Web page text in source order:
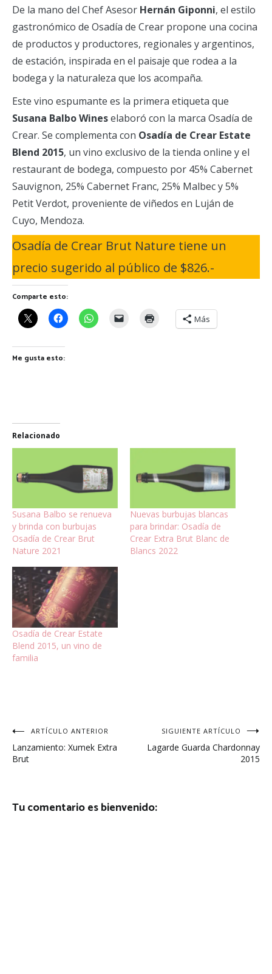
De la mano del Chef Asesor Hernán Giponni, el estilo
gastronómico de Osadía de Crear propone una cocina
de productos y productores, regionales y argentinos,
de estación, inspirada en el paisaje que rodea a la
bodega y la naturaleza que los acompaña.
Este vino espumante es la primera etiqueta que
Susana Balbo Wineselaboró con la marca Osadía de
Crear. Se complementa con Osadía de Crear Estate
Blend 2015, un vino exclusivo de la tienda online y el
restaurant de bodega, compuesto por 45% Cabernet
Sauvignon, 25% Cabernet Franc, 25% Malbec y 5%
Petit Verdot, proveniente de viñedos en Luján de
Cuyo, Mendoza.
Osadía de Crear Brut Nature tiene un
precio sugerido al público de $826.-
Comparte esto:
Más
Me gusta esto:
Relacionado
Susana Balbo se renueva
y brinda con burbujas
Osadía de Crear Brut
Nature 2021
Nuevas burbujas blancas
para brindar: Osadía de
Crear Extra Brut Blanc de
Blancs 2022
Osadía de Crear Estate
Blend 2015, un vino de
familia
Navegación
de
ARTÍCULO ANTERIOR
Lanzamiento: Xumek Extra
Brut
SIGUIENTE ARTÍCULO
Lagarde Guarda Chardonnay
2015
Tu comentario es bienvenido: